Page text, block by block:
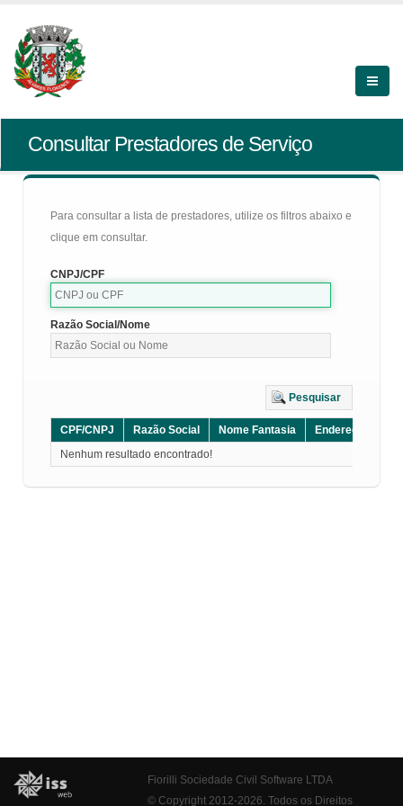
Consultar Prestadores de Serviço
Para consultar a lista de prestadores, utilize os filtros abaixo e
clique em consultar.
CNPJ/CPF
Razão Social/Nome
Pesquisar
CPF/CNPJ Razão Social Nome Fantasia Endereço
Nenhum resultado encontrado!
Fiorilli Sociedade Civil Software LTDA
© Copyright 2012-2026. Todos os Direitos